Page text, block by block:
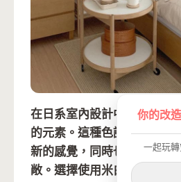
在日系室內設計中，米白色
的元素。這種色調能夠為空
新的感覺，同時也能讓整個
敞。選擇使用米白色調的牆
你的改
一起玩轉